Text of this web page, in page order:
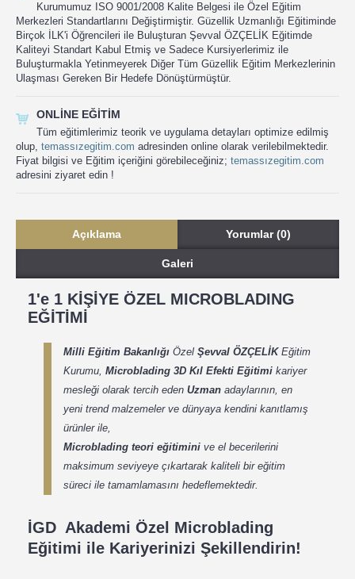
Kurumumuz ISO 9001/2008 Kalite Belgesi ile Özel Eğitim
Merkezleri Standartlarını Değiştirmiştir. Güzellik Uzmanlığı Eğitiminde
Birçok İLK'i Öğrencileri ile Buluşturan Şevval ÖZÇELİK Eğitimde
Kaliteyi Standart Kabul Etmiş ve Sadece Kursiyerlerimiz ile
Buluşturmakla Yetinmeyerek Diğer Tüm Güzellik Eğitim Merkezlerinin
Ulaşması Gereken Bir Hedefe Dönüştürmüştür.
ONLINE EĞITIM
Tüm eğitimlerimiz teorik ve uygulama detayları optimize edilmiş
olup, temassızegitim.com adresinden online olarak verilebilmektedir.
Fiyat bilgisi ve Eğitim içeriğini görebileceğiniz; temassızegitim.com
adresini ziyaret edin !
Açıklama Yorumlar (0)
Galeri
1'e 1 KİŞİYE ÖZEL MICROBLADING
EĞİTİMİ
Milli Eğitim Bakanlığı Özel Şevval ÖZÇELİKEğitim
Kurumu, Microblading 3D Kıl Efekti Eğitimi kariyer
mesleği olarak tercih eden Uzman adaylarının, en
yeni trend malzemeler ve dünyaya kendini kanıtlamış
ürünler ile,
Microblading teori eğitimini ve el becerilerini
maksimum seviyeye çıkartarak kaliteli bir eğitim
süreci ile tamamlamasını hedeflemektedir.
İGD Akademi Özel Microblading
Eğitimi ile Kariyerinizi Şekillendirin!